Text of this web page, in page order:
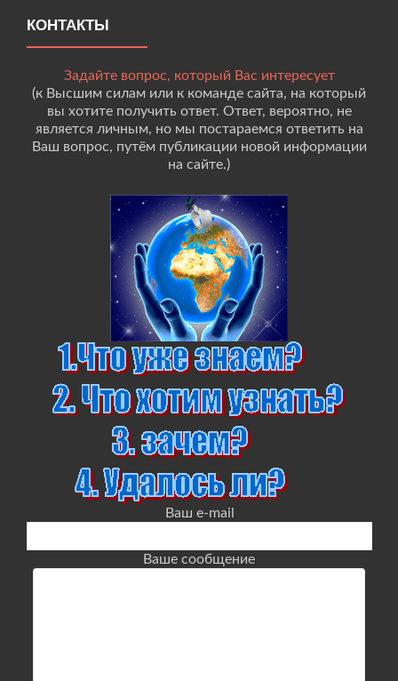
КОНТАКТЫ
Задайте вопрос, который Вас интересует
(к Высшим силам или к команде сайта, на который
вы хотите получить ответ. Ответ, вероятно, не
является личным, но мы постараемся ответить на
Ваш вопрос, путём публикации новой информации
на сайте.)
Ваш e-mail
Ваше сообщение